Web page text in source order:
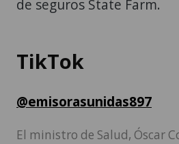
de seguros State Farm.
TikTok
@emisorasunidas897
El ministro de Salud, Óscar